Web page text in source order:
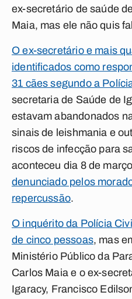
ex-secretário de saúde
Maia, mas ele não quis
O ex-secretário e mais
identificados como
31 cães segundo a
secretaria de Saúde de
estavam abandonados
sinais de leishmania e
riscos de infecção para
aconteceu dia 8 de
denunciado pelos
repercussão.
O inquérito da Polícia
de cinco pessoas, mas
Ministério Público da
Carlos Maia e o ex-
Igaracy, Francisco